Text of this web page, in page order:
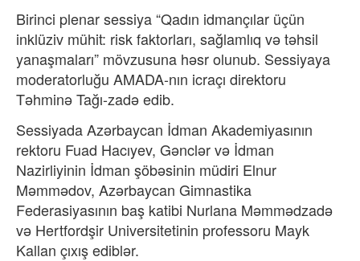
Birinci plenar sessiya “Qadın idmançılar üçün
inklüziv mühit: risk faktorları, sağlamlıq və təhsil
yanaşmaları” mövzusuna həsr olunub. Sessiyaya
moderatorluğu AMADA-nın icraçı direktoru
Təhminə Tağı-zadə edib.
Sessiyada Azərbaycan İdman Akademiyasının
rektoru Fuad Hacıyev, Gənclər və İdman
Nazirliyinin İdman şöbəsinin müdiri Elnur
Məmmədov, Azərbaycan Gimnastika
Federasiyasının baş katibi Nurlana Məmmədzadə
və Hertfordşir Universitetinin professoru Mayk
Kallan çıxış ediblər.